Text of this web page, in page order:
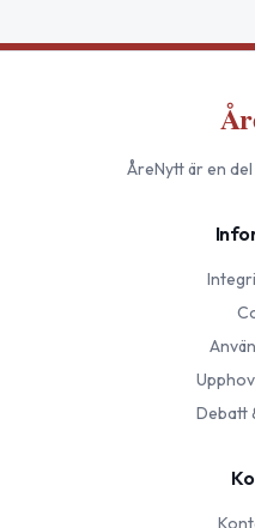
ÅreNyttär en del
Debatt